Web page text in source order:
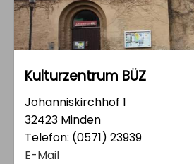
Kulturzentrum BÜZ
Johanniskirchhof 1
32423 Minden
Telefon: (0571) 23939
E-Mail